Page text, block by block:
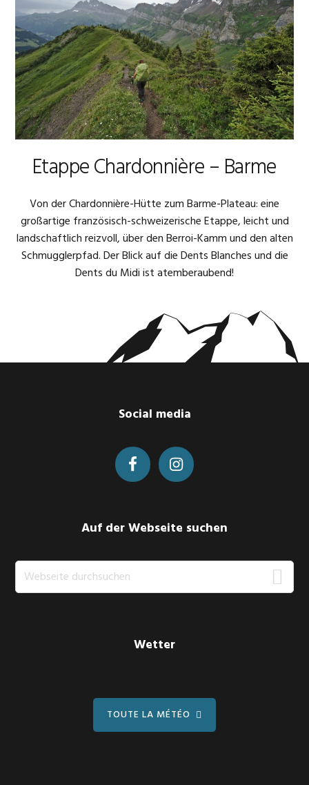
Etappe Chardonnière – Barme
Von der Chardonnière-Hütte zum Barme-Plateau: eine
großartige französisch-schweizerische Etappe, leicht und
landschaftlich reizvoll, über den Berroi-Kamm und den alten
Schmugglerpfad. Der Blick auf die Dents Blanches und die
Dents du Midi ist atemberaubend!
Social media
Auf der Webseite suchen
Webseite
durchsuchen
Wetter
TOUTE LA MÉTÉO